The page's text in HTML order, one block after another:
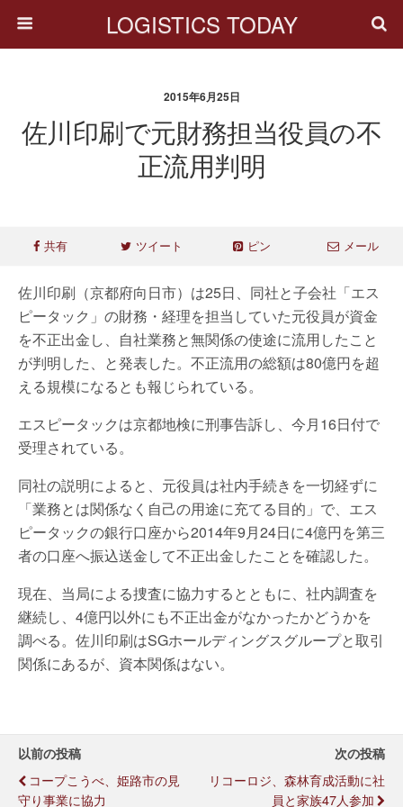
LOGISTICS TODAY
2015年6月25日
佐川印刷で元財務担当役員の不
正流用判明
共有 ツイート ピン メール
佐川印刷（京都府向日市）は25日、同社と子会社「エス
ピータック」の財務・経理を担当していた元役員が資金
を不正出金し、自社業務と無関係の使途に流用したこと
が判明した、と発表した。不正流用の総額は80億円を超
える規模になるとも報じられている。
エスピータックは京都地検に刑事告訴し、今月16日付で
受理されている。
同社の説明によると、元役員は社内手続きを一切経ずに
「業務とは関係なく自己の用途に充てる目的」で、エス
ピータックの銀行口座から2014年9月24日に4億円を第三
者の口座へ振込送金して不正出金したことを確認した。
現在、当局による捜査に協力するとともに、社内調査を
継続し、4億円以外にも不正出金がなかったかどうかを
調べる。佐川印刷はSGホールディングスグループと取引
関係にあるが、資本関係はない。
以前の投稿
コープこうべ、姫路市の見
守り事業に協力
次の投稿
リコーロジ、森林育成活動に社
員と家族47人参加